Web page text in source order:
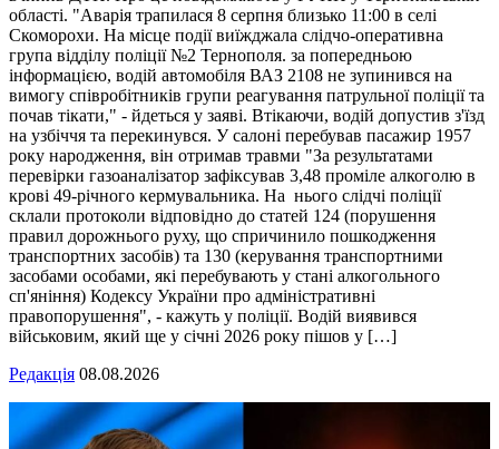
області. "Аварія трапилася 8 серпня близько 11:00 в селі
Скоморохи. На місце події виїжджала слідчо-оперативна
група відділу поліції №2 Тернополя. за попередньою
інформацією, водій автомобіля ВАЗ 2108 не зупинився на
вимогу співробітників групи реагування патрульної поліції та
почав тікати," - йдеться у заяві. Втікаючи, водій допустив з'їзд
на узбіччя та перекинувся. У салоні перебував пасажир 1957
року народження, він отримав травми "За результатами
перевірки газоаналізатор зафіксував 3,48 проміле алкоголю в
крові 49-річного кермувальника. На нього слідчі поліції
склали протоколи відповідно до статей 124 (порушення
правил дорожнього руху, що спричинило пошкодження
транспортних засобів) та 130 (керування транспортними
засобами особами, які перебувають у стані алкогольного
сп'яніння) Кодексу України про адміністративні
правопорушення", - кажуть у поліції. Водій виявився
військовим, який ще у січні 2026 року пішов у […]
Редакція 08.08.2026